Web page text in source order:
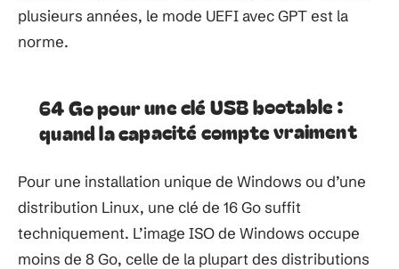
plusieurs années, le mode UEFI avec GPT est la
norme.
64 Go pour une clé USB bootable :
quand la capacité compte vraiment
Pour une installation unique de Windows ou d’une
distribution Linux, une clé de 16 Go suffit
techniquement. L’image ISO de Windows occupe
moins de 8 Go, celle de la plupart des distributions